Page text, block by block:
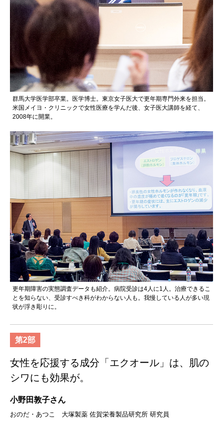
群馬大学医学部卒業。医学博士。東京女子医大で更年期専門外来を担当。
米国メイヨ・クリニックで女性医療を学んだ後、女子医大講師を経て、
2008年に開業。
更年期障害の実態調査データも紹介。病院受診は4人に1人。治療できるこ
とを知らない、受診すべき科がわからない人も。我慢している人が多い現
状が浮き彫りに。
第2部
女性を応援する成分「エクオール」は、肌の
シワにも効果が。
小野田敦子さん
おのだ・あつこ 大塚製薬 佐賀栄養製品研究所 研究員